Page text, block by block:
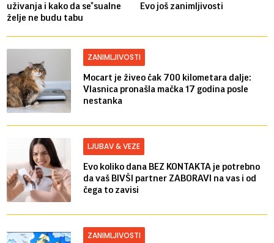
uživanja i kako da se*sualne
želje ne budu tabu
Evo još zanimljivosti
ZANIMLJIVOSTI
Mocart je živeo čak 700 kilometara dalje:
Vlasnica pronašla mačka 17 godina posle
nestanka
LJUBAV & VEZE
Evo koliko dana BEZ KONTAKTA je potrebno
da vaš BIVŠI partner ZABORAVI na vas i od
čega to zavisi
ZANIMLJIVOSTI